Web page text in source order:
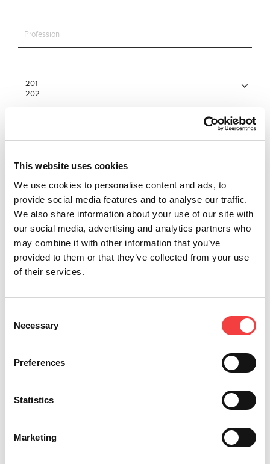
This website uses cookies
We use cookies to personalise content and ads, to
provide social media features and to analyse our traffic.
We also share information about your use of our site with
our social media, advertising and analytics partners who
may combine it with other information that you’ve
provided to them or that they’ve collected from your use
of their services.
Selection
Necessary
Preferences
Statistics
Marketing
conditions
promotions et des infos sur les
Envoyer